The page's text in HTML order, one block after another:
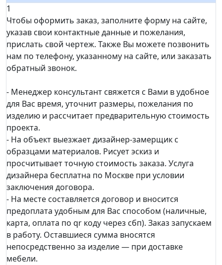
1
Чтобы оформить заказ, заполните форму на сайте,
указав свои контактные данные и пожелания,
прислать свой чертеж. Также Вы можете позвонить
нам по телефону, указанному на сайте, или заказать
обратный звонок.
- Менеджер консультант свяжется с Вами в удобное
для Вас время, уточнит размеры, пожелания по
изделию и рассчитает предварительную стоимость
проекта.
- На объект выезжает дизайнер-замерщик с
образцами материалов. Рисует эскиз и
просчитывает точную стоимость заказа. Услуга
дизайнера бесплатна по Москве при условии
заключения договора.
- На месте составляется договор и вносится
предоплата удобным для Вас способом (наличные,
карта, оплата по qr коду через сбп). Заказ запускаем
в работу. Оставшиеся сумма вносятся
непосредственно за изделие — при доставке
мебели.